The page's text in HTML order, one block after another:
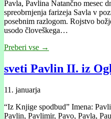
Pavla, Pavlina Natančno mesec
spreobrnjenja farizeja Savla v
posebnim razlogom. Rojstvo
usodo človeškega…
Preberi vse →
sveti Pavlin II. iz
11. januarja
“Iz Knjige spodbud” Imena:
Pavlin, Pavlimir, Pavo, Pavla,